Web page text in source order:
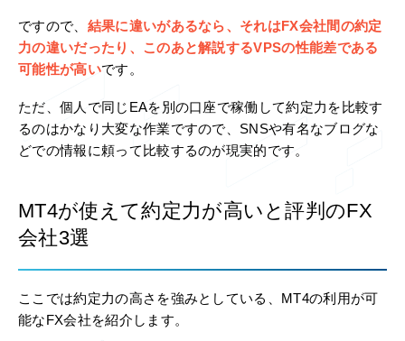
ですので、 結果に違いがあるなら、それはFX会社間の約定
力の違いだったり、このあと解説するVPSの性能差である
可能性が高いです。
ただ、個人で同じEAを別の口座で稼働して約定力を比較す
るのはかなり大変な作業ですので、SNSや有名なブログな
どでの情報に頼って比較するのが現実的です。
MT4が使えて約定力が高いと評判のFX
会社3選
ここでは約定力の高さを強みとしている、MT4の利用が可
能なFX会社を紹介します。